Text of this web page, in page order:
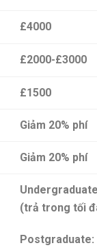
£4000
£2000-£3000
£1500
Giảm 20% phí
Giảm 20% phí
(trả trong tối
Postgraduate: